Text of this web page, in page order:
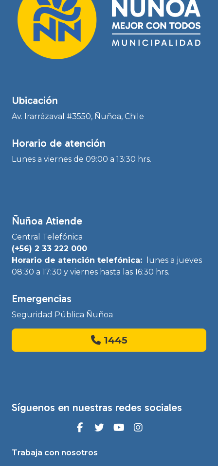
Ubicación
Av. Irarrázaval #3550, Ñuñoa, Chile
Horario de atención
Lunes a viernes de 09:00 a 13:30 hrs.
Ñuñoa Atiende
Central Telefónica
(+56) 2 33 222 000
Horario de atención telefónica:
lunes a jueves
08:30 a 17:30 y viernes hasta las 16:30 hrs.
Emergencias
Seguridad Pública Ñuñoa
1445
Síguenos en nuestras redes sociales
Trabaja con nosotros